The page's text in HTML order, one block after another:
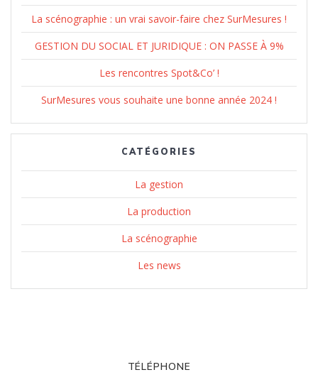
La scénographie : un vrai savoir-faire chez SurMesures !
GESTION DU SOCIAL ET JURIDIQUE : ON PASSE À 9%
Les rencontres Spot&Co’ !
SurMesures vous souhaite une bonne année 2024 !
CATÉGORIES
La gestion
La production
La scénographie
Les news
TÉLÉPHONE